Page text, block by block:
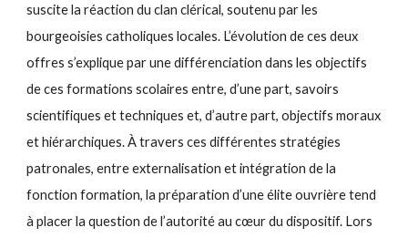
suscite la réaction du clan clérical, soutenu par les
bourgeoisies catholiques locales. L’évolution de ces deux
offres s’explique par une différenciation dans les objectifs
de ces formations scolaires entre, d’une part, savoirs
scientifiques et techniques et, d’autre part, objectifs moraux
et hiérarchiques. À travers ces différentes stratégies
patronales, entre externalisation et intégration de la
fonction formation, la préparation d’une élite ouvrière tend
à placer la question de l’autorité au cœur du dispositif. Lors